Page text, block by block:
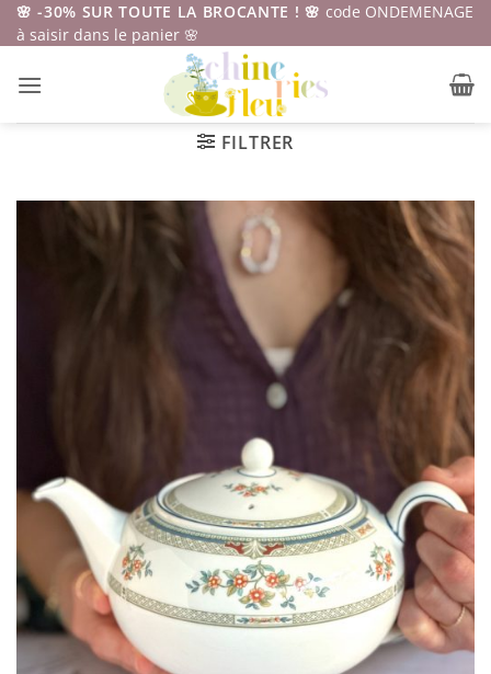
Passer
au
🌸 -30% SUR TOUTE LA BROCANTE ! 🌸 code ONDEMENAGE
à saisir dans le panier 🌸
FILTRER